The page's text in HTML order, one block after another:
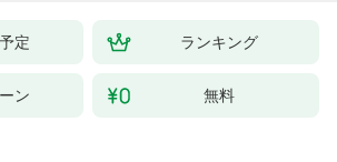
定 ランキング
ン 無料